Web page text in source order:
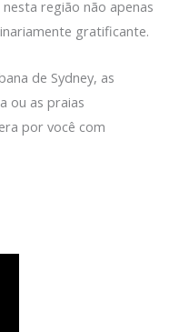
região não apenas
gratificante.
de Sydney, as
ou as praias
por você com